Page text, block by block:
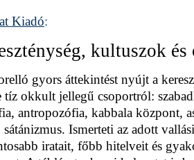
Kiadó:
kultuszok
gyors áttekintést nyújt a
okkult jellegű csoportról:
antropozófia, kabbala központ,
Ismerteti az adott
iratait, főbb hitelveit és